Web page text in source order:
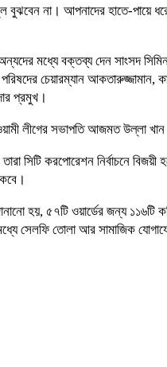
না। আপনাদের হাতে-পায়ে
মধ্যে বক্তব্য দেন সাংসদ সিমিন
চেয়ারম্যান
প্রমুখ।
লীগের সভাপতি আজমত উল্লা
সিটি করপোরেশন নির্বাচনে
হয়, ৫৭টি ওয়ার্ডের জন্য
সেলফি তোলা আর সামাজিক